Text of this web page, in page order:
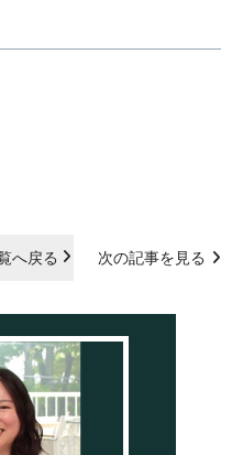
へ戻る 次の記事を見る